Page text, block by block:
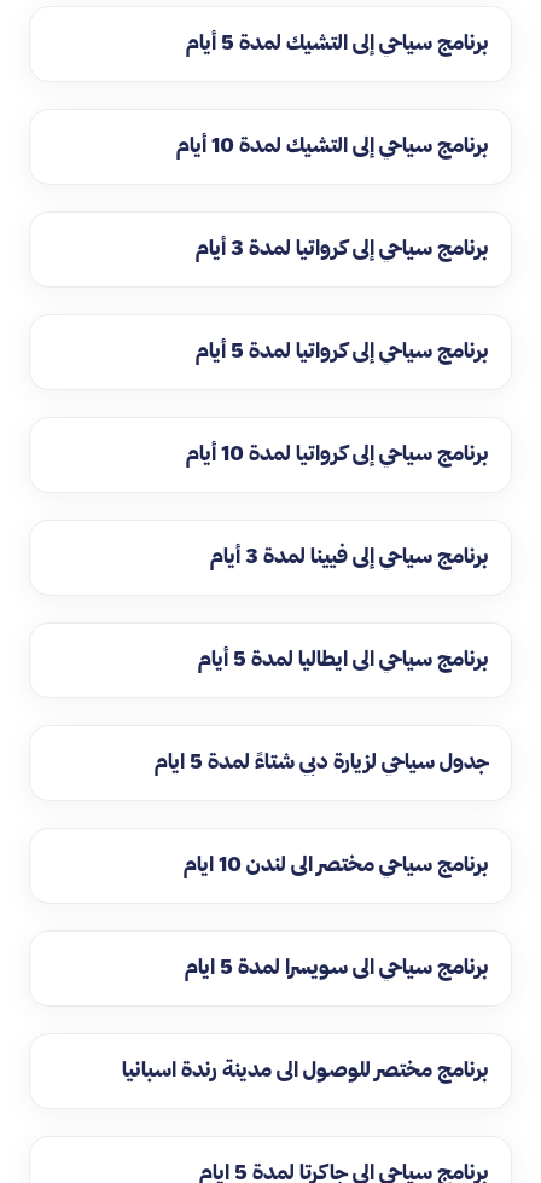
برنامج سياحي إلى التشيك لمدة 5 أيام
برنامج سياحي إلى التشيك لمدة 10 أيام
برنامج سياحي إلى كرواتيا لمدة 3 أيام
برنامج سياحي إلى كرواتيا لمدة 5 أيام
برنامج سياحي إلى كرواتيا لمدة 10 أيام
برنامج سياحي إلى فيينا لمدة 3 أيام
برنامج سياحي الى ايطاليا لمدة 5 أيام
جدول سياحي لزيارة دبي شتاءً لمدة 5 ايام
برنامج سياحي مختصر الى لندن 10 ايام
برنامج سياحي الى سويسرا لمدة 5 ايام
برنامج مختصر للوصول الى مدينة رندة اسبانيا
برنامج سياحي الى جاكرتا لمدة 5 ايام